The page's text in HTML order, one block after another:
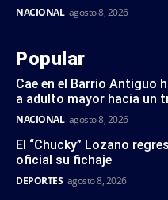
NACIONAL agosto 8, 2026
Popular
Cae en el Barrio Antiguo
a adulto mayor hacia un
NACIONAL agosto 8, 2026
El “Chucky” Lozano
oficial su fichaje
DEPORTES agosto 8, 2026